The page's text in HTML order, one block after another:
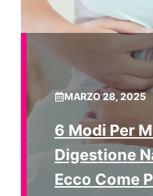
MARZO 28, 2025
6 Modi Per
Digestione
Ecco Come